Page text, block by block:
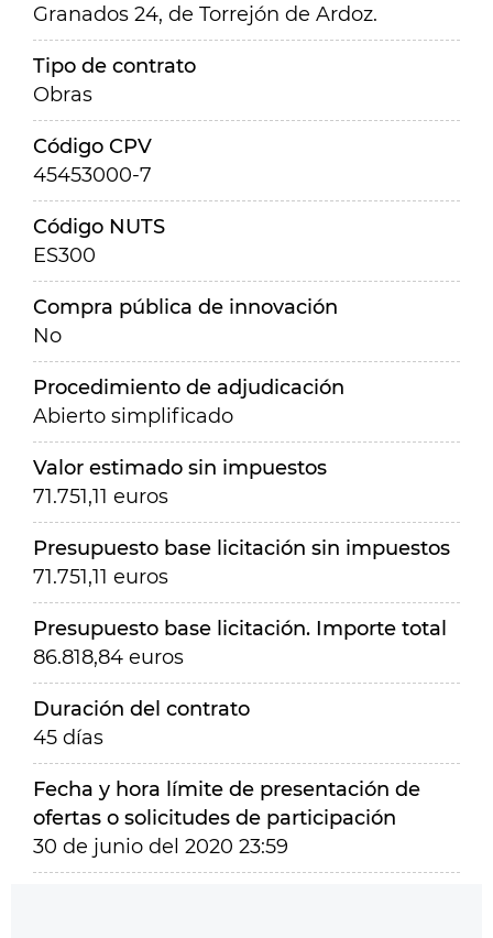
Granados 24, de Torrejón de Ardoz.
Tipo de contrato
Obras
Código CPV
45453000-7
Código NUTS
ES300
Compra pública de innovación
No
Procedimiento de adjudicación
Abierto simplificado
Valor estimado sin impuestos
71.751,11 euros
Presupuesto base licitación sin impuestos
71.751,11 euros
Presupuesto base licitación. Importe total
86.818,84 euros
Duración del contrato
45 días
Fecha y hora límite de presentación de
ofertas o solicitudes de participación
30 de junio del 2020 23:59